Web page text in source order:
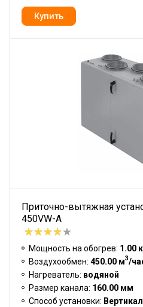
Приточно-вытяжная
450VW-A
Мощность на обогрев: 1.00
Воздухообмен: 450.00 м3/
Нагреватель: водяной
Размер канала: 160.00 мм
Способ установки: